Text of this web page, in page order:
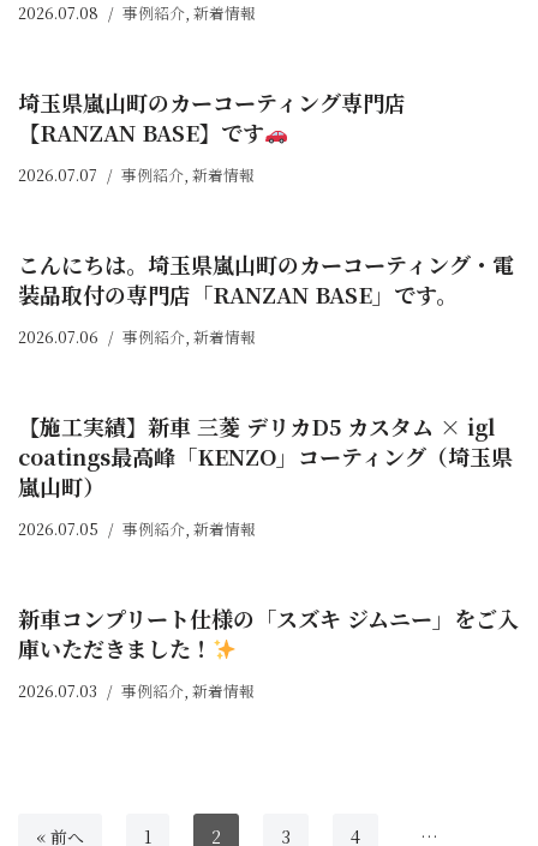
2026.07.08 事例紹介, 新着情報
埼玉県嵐山町のカーコーティング専門店
【RANZAN BASE】です
2026.07.07 事例紹介, 新着情報
こんにちは。埼玉県嵐山町のカーコーティング・電
装品取付の専門店「RANZAN BASE」です。
2026.07.06 事例紹介, 新着情報
【施工実績】新車 三菱 デリカD5 カスタム × igl
coatings最高峰「KENZO」コーティング（埼玉県
嵐山町）
2026.07.05 事例紹介, 新着情報
新車コンプリート仕様の「スズキ ジムニー」をご入
庫いただきました！
2026.07.03 事例紹介, 新着情報
« 前へ 1 2 3 4 …